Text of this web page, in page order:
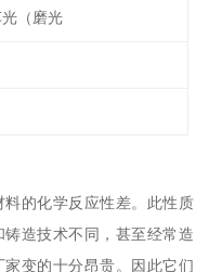
（磨光
的化学反应性差。此性质
造技术不同，甚至经常造
变的十分昂贵。因此它们